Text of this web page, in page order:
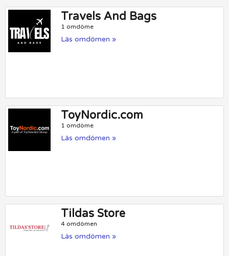
Travels And Bags
1 omdöme
Läs omdömen »
ToyNordic.com
1 omdöme
Läs omdömen »
Tildas Store
4 omdömen
Läs omdömen »